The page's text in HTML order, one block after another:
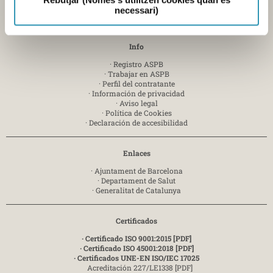
necessari)
Enviar e-mail
Info
· Registro ASPB
· Trabajar en ASPB
· Perfil del contratante
· Información de privacidad
· Aviso legal
· Política de Cookies
· Declaración de accesibilidad
Enlaces
· Ajuntament de Barcelona
· Departament de Salut
· Generalitat de Catalunya
Certificados
· Certificado ISO 9001:2015 [PDF]
· Certificado ISO 45001:2018 [PDF]
· Certificados UNE-EN ISO/IEC 17025
Acreditación 227/LE1338 [PDF]